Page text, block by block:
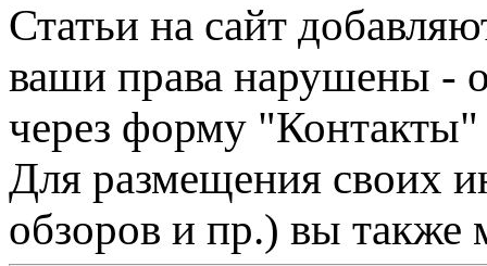
Статьи на сайт
ваши права нарушены -
через форму "Контакты"
Для размещения своих
обзоров и пр.) вы также